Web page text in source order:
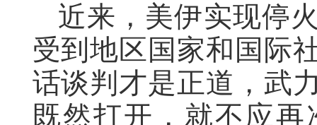
近来，美伊实现停
受到地区国家和国际
话谈判才是正道，武
既然打开，就不应